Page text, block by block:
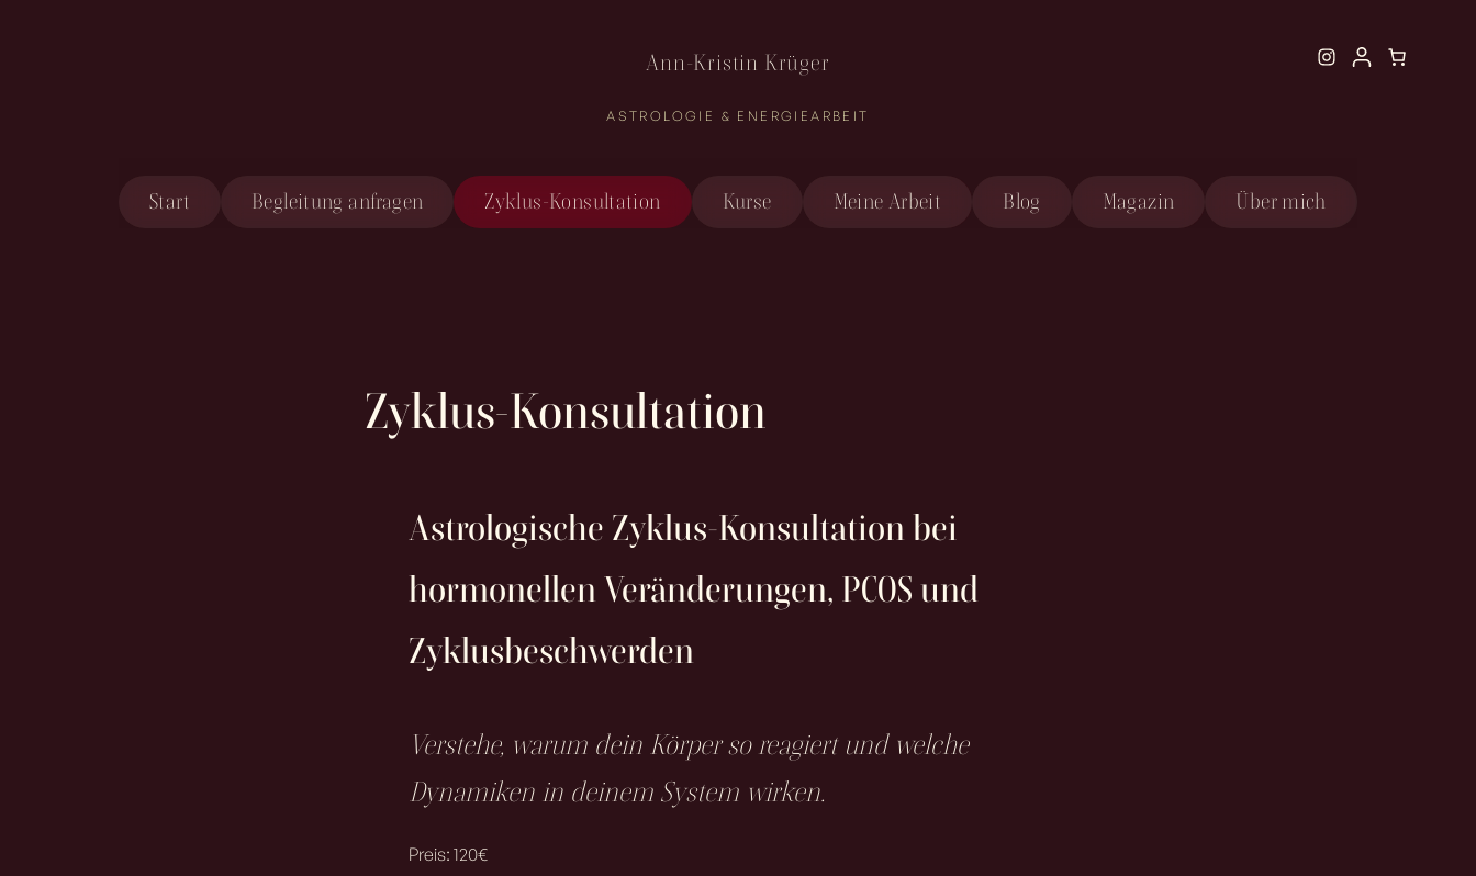
Instagram
Ann-Kristin Krüger
ASTROLOGIE & ENERGIEARBEIT
Start Begleitung anfragen Zyklus-Konsultation Kurse Meine Arbeit Blog Magazin Über mich
Zyklus-Konsultation
Astrologische Zyklus-Konsultation bei
hormonellen Veränderungen, PCOS und
Zyklusbeschwerden
Verstehe, warum dein Körper so reagiert und welche
Dynamiken in deinem System wirken.
Preis: 120€